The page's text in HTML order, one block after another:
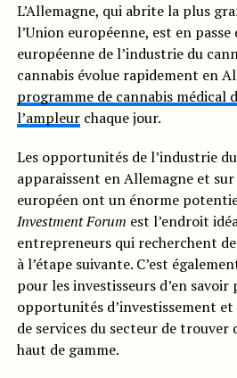
L’Allemagne, qui abrite la plus
l’Union européenne, est en
européenne de l’industrie du
cannabis évolue rapidement en
programme de cannabis médical
l’ampleurchaque jour.
Les opportunités de l’industrie
apparaissent en Allemagne et
européen ont un énorme
Investment Forum est l’endroit
entrepreneurs qui recherchent
à l’étape suivante. C’est
pour les investisseurs d’en savoir
opportunités d’investissement
de services du secteur de trouver
haut de gamme.